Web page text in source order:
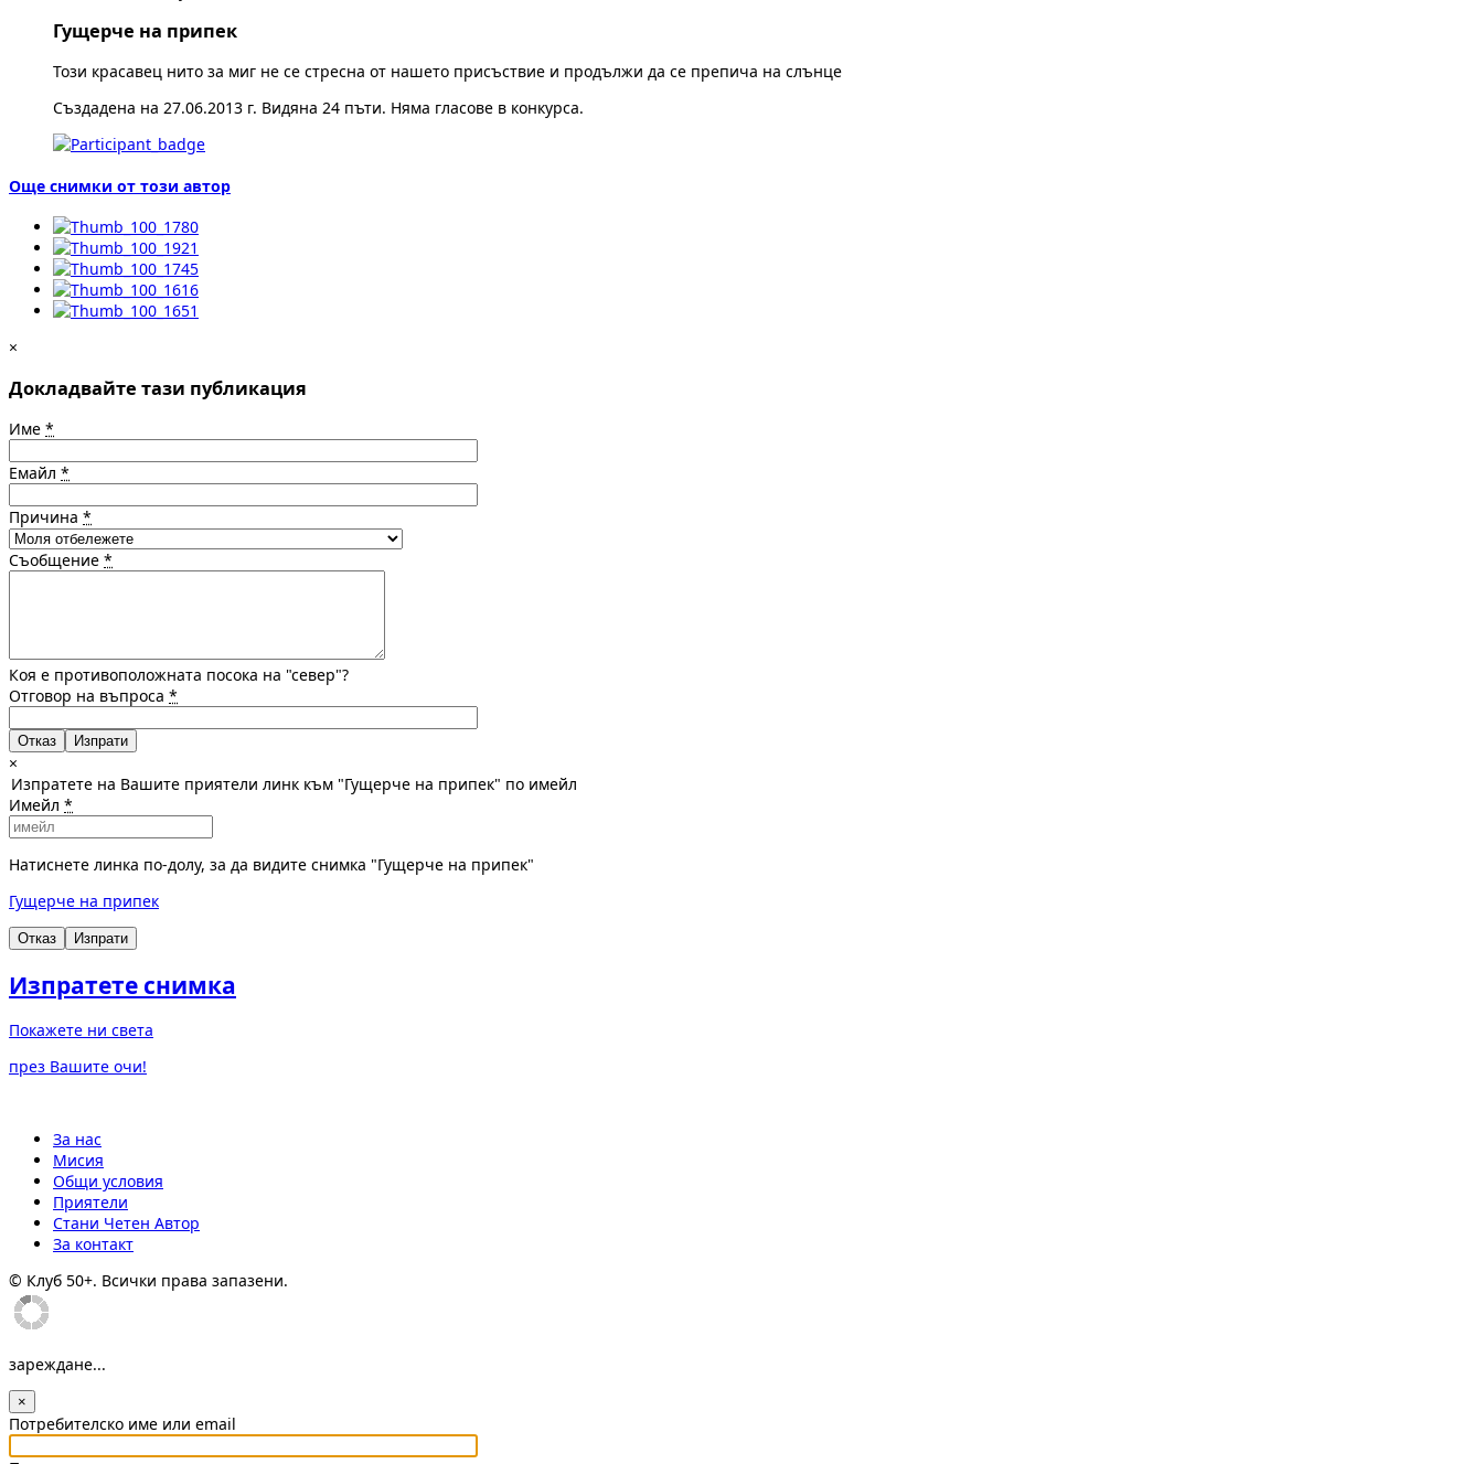
Гущерче на припек
Този красавец нито за миг не се стресна от нашето присъствие и продължи да се препича на слънце
Създадена на 27.06.2013 г. Видяна 24 пъти. Няма гласове в конкурса.
Още снимки от този автор
×
Докладвайте тази публикация
Име *
Емайл *
Причина *
Съобщение *
Коя е противоположната посока на "север"?
Отговор на въпроса *
Отказ
×
Изпратете на Вашите приятели линк към "Гущерче на припек" по имейл
Имейл *
Натиснете линка по-долу, за да видите снимка "Гущерче на припек"
Гущерче на припек
Отказ Изпрати
Изпратете снимка
Покажете ни света
през Вашите очи!
За нас
Мисия
Общи условия
Приятели
Стани Четен Автор
За контакт
© Клуб 50+. Всички права запазени.
зареждане...
×
Потребителско име или email